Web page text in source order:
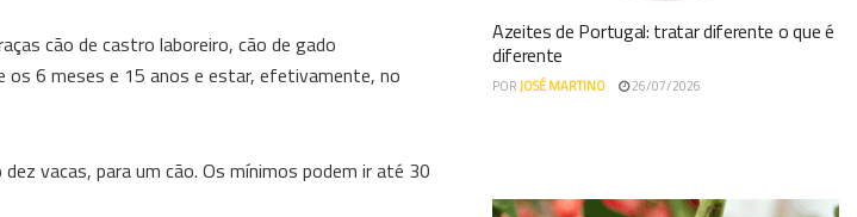
cão de castro laboreiro, cão de gado
os 6 meses e 15 anos e estar, efetivamente, no
vacas, para um cão. Os mínimos podem ir até 30
Azeites de Portugal: tratar diferente o que é
diferente
PORJOSÉ MARTINO 26/07/2026